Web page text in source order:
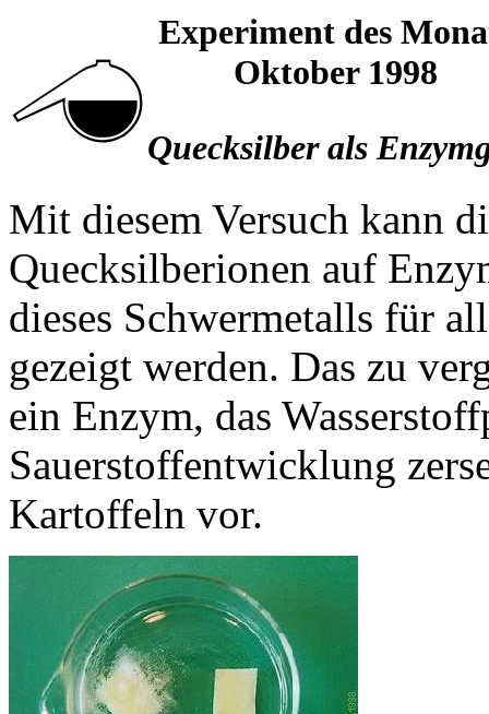
Experiment des
Oktober 1998
Quecksilber als
Mit diesem Versuch kann
Quecksilberionen auf
dieses Schwermetalls für
gezeigt werden. Das zu
ein Enzym, das
Sauerstoffentwicklung
Kartoffeln vor.